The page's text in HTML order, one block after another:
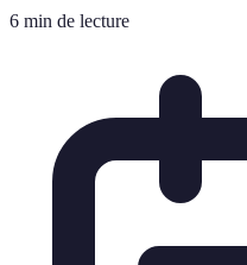
6 min de lecture